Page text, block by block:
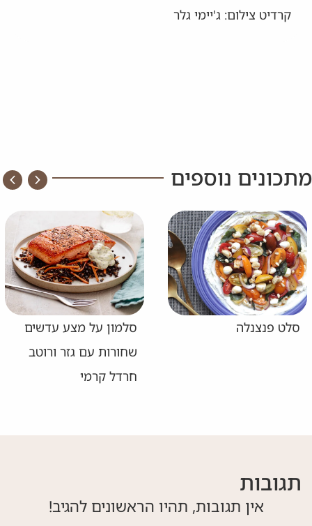
קרדיט צילום: ג'יימי גלר
מתכונים נוספים
סלט פנצנלה
סלמון על מצע עדשים
שחורות עם גזר ורוטב
חרדל קרמי
תגובות
אין תגובות, תהיו הראשונים להגיב!